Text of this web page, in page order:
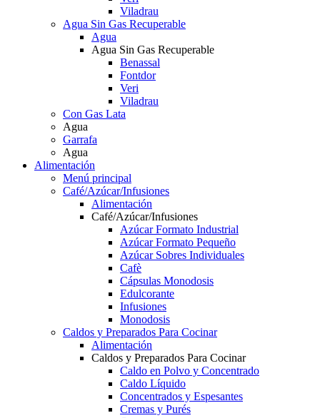
Viladrau
Agua Sin Gas Recuperable
Agua
Agua Sin Gas Recuperable
Benassal
Fontdor
Veri
Viladrau
Con Gas Lata
Agua
Garrafa
Agua
Alimentación
Menú principal
Café/Azúcar/Infusiones
Alimentación
Café/Azúcar/Infusiones
Azúcar Formato Industrial
Azúcar Formato Pequeño
Azúcar Sobres Individuales
Cafè
Cápsulas Monodosis
Edulcorante
Infusiones
Monodosis
Caldos y Preparados Para Cocinar
Alimentación
Caldos y Preparados Para Cocinar
Caldo en Polvo y Concentrado
Caldo Líquido
Concentrados y Espesantes
Cremas y Purés